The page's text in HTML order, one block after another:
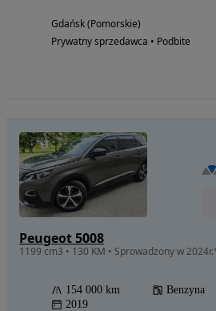
Gdańsk (Pomorskie)
Prywatny sprzedawca • Podbite
Peugeot 5008
154 000 km Benzyna
2019